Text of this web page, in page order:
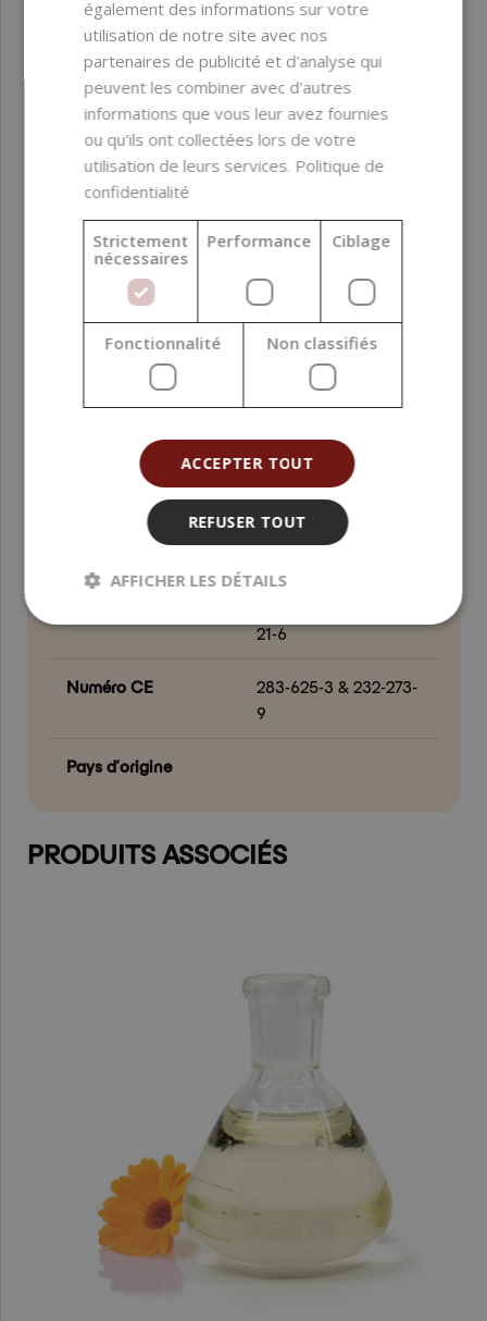
Combinée à la consoude, elle crée un mélange
l’éclat juvénile de la peau.
Elle ne contient aucun produit chimique ni solvant.
Utilisation: 1 - 30%
Toutes les matières premières fournies sont
cosmétique, inadaptées à un usage interne. Utilisez un
équipement de protection approprié lors de la
manipulation.
PARAMÈTRES
Symphytum
Officinale Leaf
Extract & Helianthus
Annuus Seed Oil
21-6
Numéro CE
283-625-3 & 232-273-
9
Pays d’origine
PRODUITS ASSOCIÉS
également des informations sur votre
utilisation de notre site avec nos
partenaires de publicité et d'analyse qui
peuvent les combiner avec d'autres
informations que vous leur avez fournies
ou qu'ils ont collectées lors de votre
utilisation de leurs services. Politique de
confidentialité
Strictement
nécessaires
Performance Ciblage
Fonctionnalité Non classifiés
ACCEPTER TOUT
REFUSER TOUT
AFFICHER LES DÉTAILS